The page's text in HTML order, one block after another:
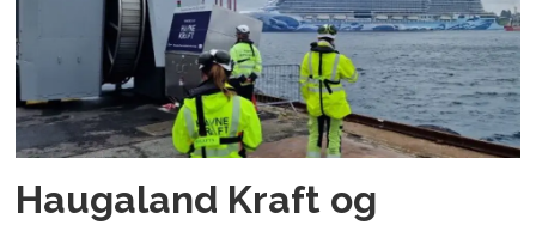
Haugaland Kraft og